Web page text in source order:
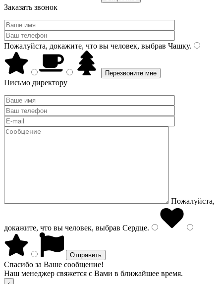
Заказать звонок
Пожалуйста, докажите, что вы человек, выбрав Чашку.
Письмо директору
Пожалуйста,
докажите, что вы человек, выбрав Сердце.
Спасибо за Ваше сообщение!
Наш менеджер свяжется с Вами в ближайшее время.